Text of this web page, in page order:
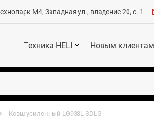
М4, Западная ул., владение 20, с. 1
Техника HELI Новым клиентам
Ковш усиленный LG938L SDLG